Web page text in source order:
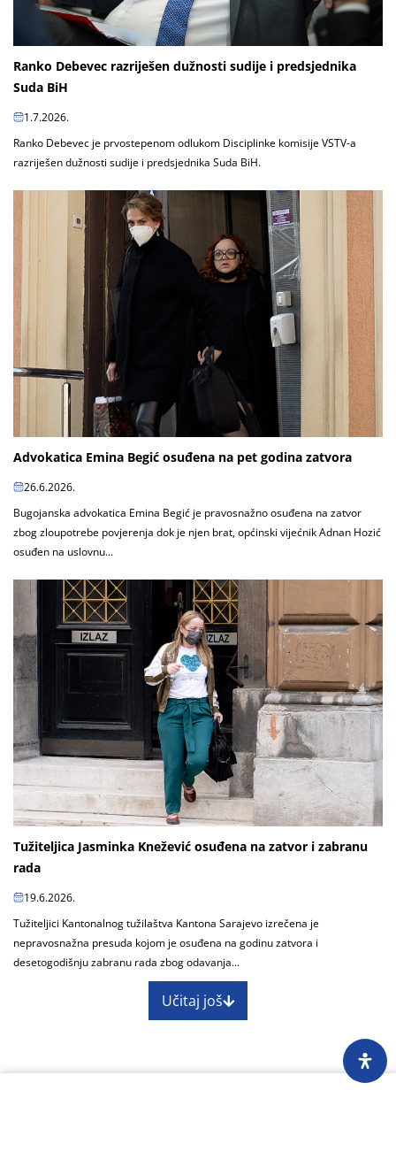
Ranko Debevec razriješen dužnosti sudije i predsjednika
Suda BiH
1.7.2026.
Ranko Debevec je prvostepenom odlukom Disciplinke komisije VSTV-a
razriješen dužnosti sudije i predsjednika Suda BiH.
Advokatica Emina Begić osuđena na pet godina zatvora
26.6.2026.
Bugojanska advokatica Emina Begić je pravosnažno osuđena na zatvor
zbog zloupotrebe povjerenja dok je njen brat, općinski vijećnik Adnan Hozić
osuđen na uslovnu...
Tužiteljica Jasminka Knežević osuđena na zatvor i zabranu
rada
19.6.2026.
Tužiteljici Kantonalnog tužilaštva Kantona Sarajevo izrečena je
nepravosnažna presuda kojom je osuđena na godinu zatvora i
desetogodišnju zabranu rada zbog odavanja...
Učitaj još